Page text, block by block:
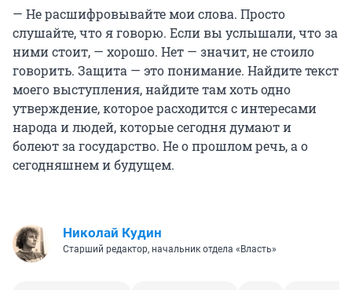
— Не расшифровывайте мои слова. Просто
слушайте, что я говорю. Если вы услышали, что за
ними стоит, — хорошо. Нет — значит, не стоило
говорить. Защита — это понимание. Найдите текст
моего выступления, найдите там хоть одно
утверждение, которое расходится с интересами
народа и людей, которые сегодня думают и
болеют за государство. Не о прошлом речь, а о
сегодняшнем и будущем.
Николай Кудин
Старший редактор, начальник отдела «Власть»